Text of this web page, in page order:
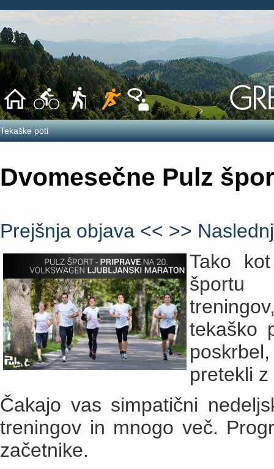
Tekaške poti
Dvomesečne Pulz
Prejšnja objava << >>
Tako
športu
tekaško
pretekli
Čakajo vas simpatični
treningov in mnogo več.
začetnike.